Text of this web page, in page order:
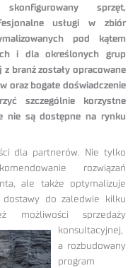
sprzęt,
usługi w zbiór
pod kątem
i dla określonych grup
z branż zostały opracowane
oraz bogate doświadczenie
szczególnie korzystne
nie są dostępne na rynku
dla partnerów. Nie tylko
rozwiązań
ale także optymalizuje
do zaledwie kilku
możliwości sprzedaży
konsultacyjnej,
a rozbudowany
program